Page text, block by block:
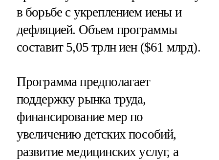
в борьбе с укреплением иены и
дефляцией. Объем программы
составит 5,05 трлн иен ($61 млрд).
Программа предполагает
поддержку рынка труда,
финансирование мер по
увеличению детских пособий,
развитие медицинских услуг, а